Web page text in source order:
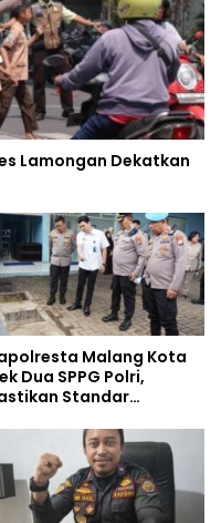
Lamongan Dekatkan
Malang Kota
Dua SPPG Polri,
Standar
Limbah
Optimal